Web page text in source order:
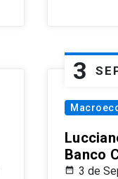
3
Banco
3 de